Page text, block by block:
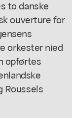
to danske
ouverture for
orkester nied
opførtes
Roussels